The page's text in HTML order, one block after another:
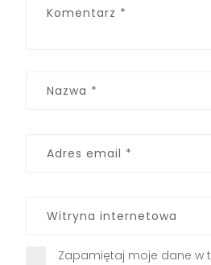
Zapamiętaj moje dane w